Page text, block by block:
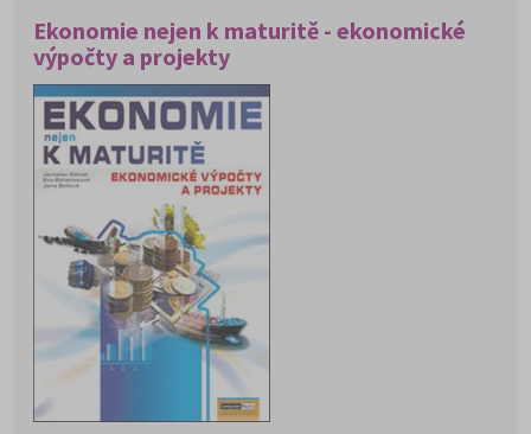
Ekonomie nejen k maturitě - ekonomické
výpočty a projekty